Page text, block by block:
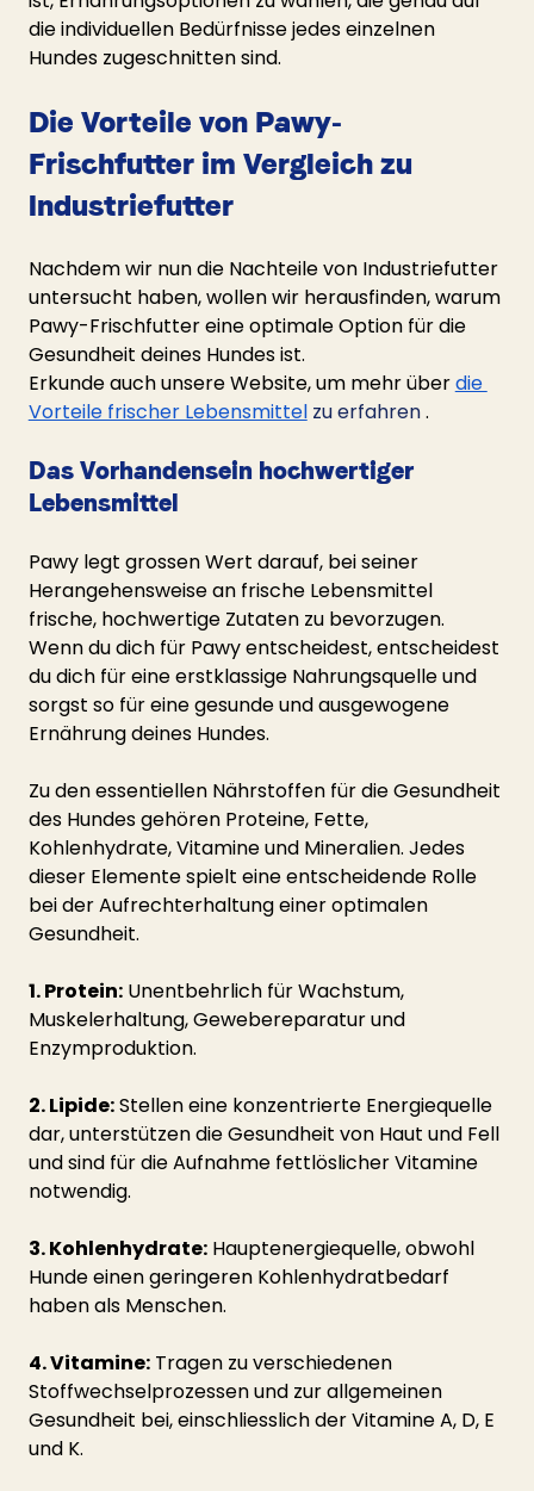
die individuellen Bedürfnisse jedes einzelnen
Hundes zugeschnitten sind.
Die Vorteile von Pawy-
Frischfutter im Vergleich zu
Industriefutter
Nachdem wir nun die Nachteile von Industriefutter
untersucht haben, wollen wir herausfinden, warum
Pawy-Frischfutter eine optimale Option für die
Gesundheit deines Hundes ist.
Erkunde auch unsere Website, um mehr überdie
Vorteile frischer Lebensmittel zu erfahren .
Das Vorhandensein hochwertiger
Lebensmittel
Pawy legt grossen Wert darauf, bei seiner
Herangehensweise an frische Lebensmittel
frische, hochwertige Zutaten zu bevorzugen.
Wenn du dich für Pawy entscheidest, entscheidest
du dich für eine erstklassige Nahrungsquelle und
sorgst so für eine gesunde und ausgewogene
Ernährung deines Hundes.
Zu den essentiellen Nährstoffen für die Gesundheit
des Hundes gehören Proteine, Fette,
Kohlenhydrate, Vitamine und Mineralien. Jedes
dieser Elemente spielt eine entscheidende Rolle
bei der Aufrechterhaltung einer optimalen
Gesundheit.
1. Protein: Unentbehrlich für Wachstum,
Muskelerhaltung, Gewebereparatur und
Enzymproduktion.
2. Lipide: Stellen eine konzentrierte Energiequelle
dar, unterstützen die Gesundheit von Haut und Fell
und sind für die Aufnahme fettlöslicher Vitamine
notwendig.
3. Kohlenhydrate: Hauptenergiequelle, obwohl
Hunde einen geringeren Kohlenhydratbedarf
haben als Menschen.
4. Vitamine: Tragen zu verschiedenen
Stoffwechselprozessen und zur allgemeinen
Gesundheit bei, einschliesslich der Vitamine A, D, E
und K.